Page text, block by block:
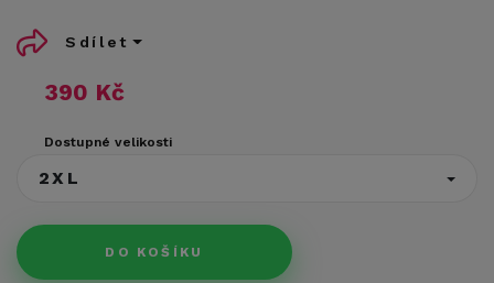
390 Kč
Dostupné velikosti
2XL
DO KOŠÍKU
Sdílet